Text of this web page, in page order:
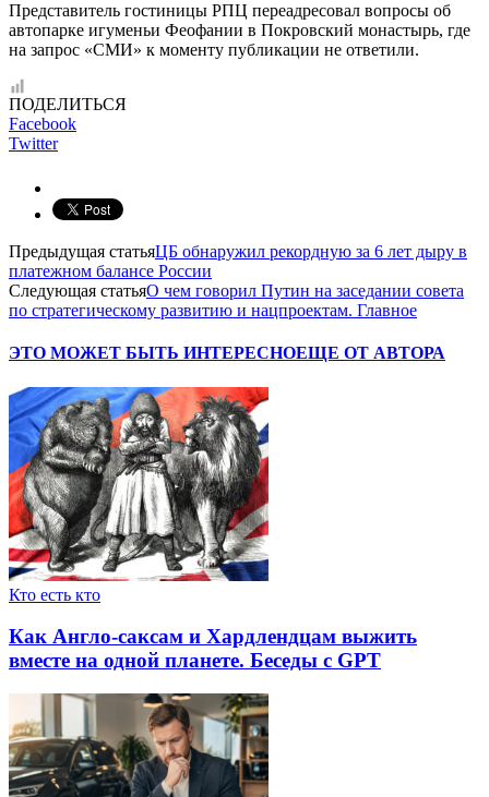
Представитель гостиницы РПЦ переадресовал вопросы об
автопарке игуменьи Феофании в Покровский монастырь, где
на запрос «СМИ» к моменту публикации не ответили.
ПОДЕЛИТЬСЯ
Facebook
Twitter
Предыдущая статьяЦБ обнаружил рекордную за 6 лет дыру в
платежном балансе России
Следующая статьяО чем говорил Путин на заседании совета
по стратегическому развитию и нацпроектам. Главное
ЭТО МОЖЕТ БЫТЬ ИНТЕРЕСНОЕЩЕ ОТ АВТОРА
Кто есть кто
Как Англо-саксам и Хардлендцам выжить
вместе на одной планете. Беседы с GPT